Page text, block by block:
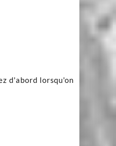
d'abord lorsqu'on